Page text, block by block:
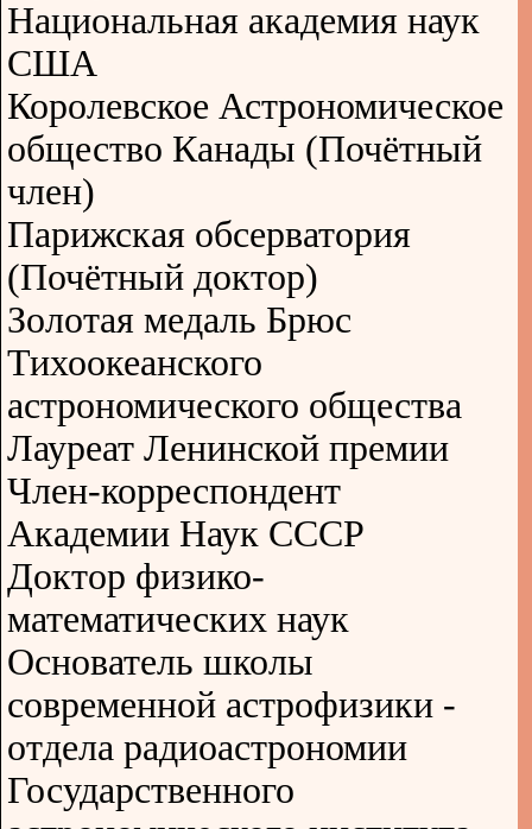
Национальная академия наук
США
Королевское Астрономическое
общество Канады (Почётный
член)
Парижская обсерватория
(Почётный доктор)
Золотая медаль Брюс
Тихоокеанского
астрономического общества
Лауреат Ленинской премии
Член-корреспондент
Академии Наук СССР
Доктор физико-
математических наук
Основатель школы
современной астрофизики -
отдела радиоастрономии
Государственного